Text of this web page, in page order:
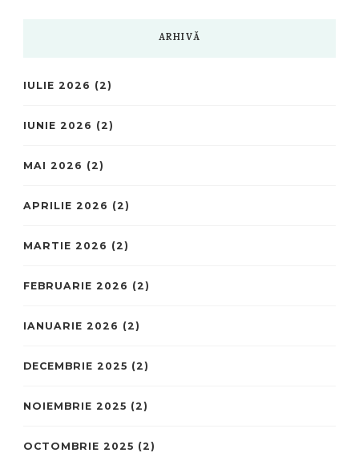
ARHIVĂ
IULIE 2026 (2)
IUNIE 2026 (2)
MAI 2026 (2)
APRILIE 2026 (2)
MARTIE 2026 (2)
FEBRUARIE 2026 (2)
IANUARIE 2026 (2)
DECEMBRIE 2025 (2)
NOIEMBRIE 2025 (2)
OCTOMBRIE 2025 (2)